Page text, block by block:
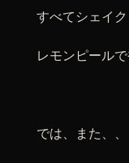
すべてシェイク
レモンピールで
では、また、、